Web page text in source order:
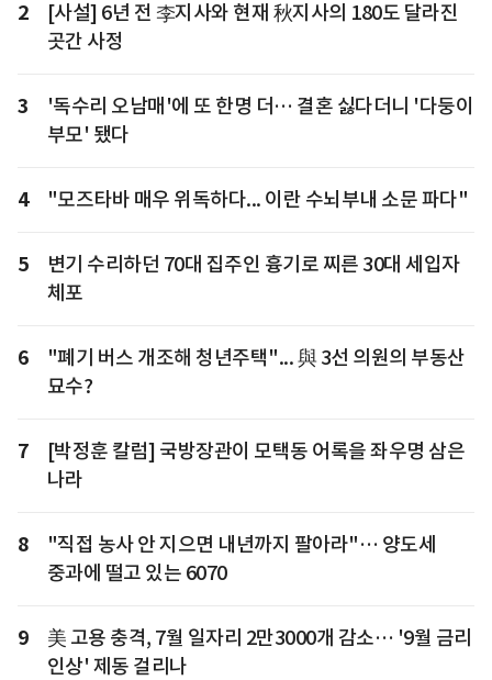
2
[사설] 6년 전 李지사와 현재 秋지사의 180도 달라진
곳간 사정
3
'독수리 오남매'에 또 한명 더… 결혼 싫다더니 '다둥이
부모' 됐다
4 "모즈타바 매우 위독하다... 이란 수뇌부내 소문 파다"
5
변기 수리하던 70대 집주인 흉기로 찌른 30대 세입자
체포
6
"폐기 버스 개조해 청년주택"... 與 3선 의원의 부동산
묘수?
7
[박정훈 칼럼] 국방장관이 모택동 어록을 좌우명 삼은
나라
8
"직접 농사 안 지으면 내년까지 팔아라"… 양도세
중과에 떨고 있는 6070
9
美 고용 충격, 7월 일자리 2만3000개 감소… '9월 금리
인상' 제동 걸리나